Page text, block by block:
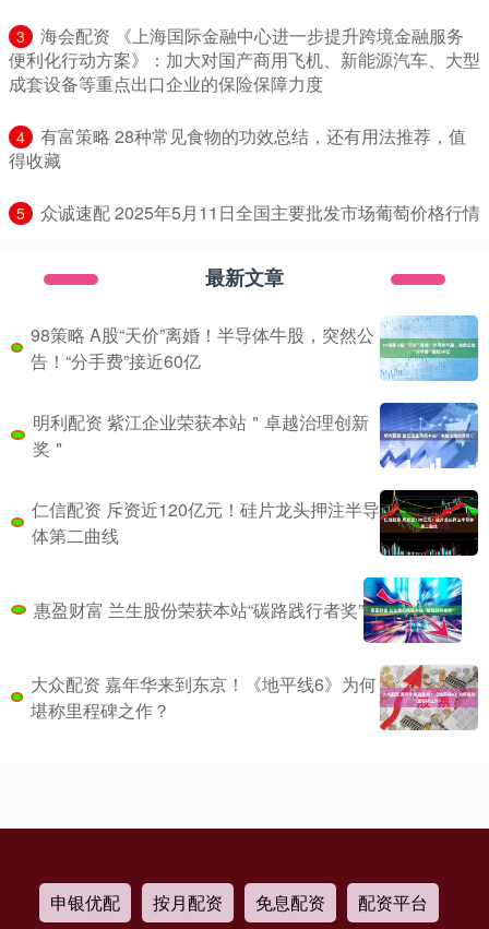
3
​海会配资 《上海国际金融中心进一步提升跨境金融服务
便利化行动方案》：加大对国产商用飞机、新能源汽车、大型
成套设备等重点出口企业的保险保障力度
4
​有富策略 28种常见食物的功效总结，还有用法推荐，值
得收藏
5 ​众诚速配 2025年5月11日全国主要批发市场葡萄价格行情
最新文章
98策略 A股“天价”离婚！半导体牛股，突然公
告！“分手费”接近60亿
明利配资 紫江企业荣获本站＂卓越治理创新
奖＂
仁信配资 斥资近120亿元！硅片龙头押注半导
体第二曲线
惠盈财富 兰生股份荣获本站“碳路践行者奖”
大众配资 嘉年华来到东京！《地平线6》为何
堪称里程碑之作？
申银优配 按月配资 免息配资 配资平台